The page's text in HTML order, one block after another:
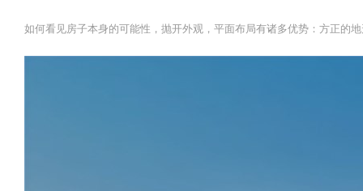
如何看见房子本身的可能性，抛开外观，平面布局有诸多优势：方正的